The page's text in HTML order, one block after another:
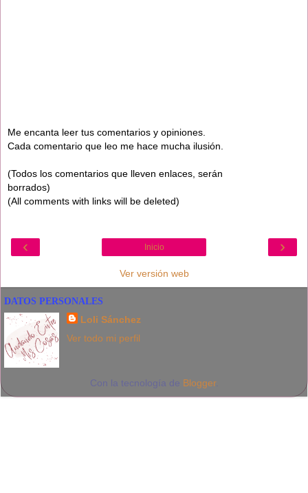
Me encanta leer tus comentarios y opiniones.
Cada comentario que leo me hace mucha ilusión.
(Todos los comentarios que lleven enlaces, serán
borrados)
(All comments with links will be deleted)
‹ ›
Inicio
Ver versión web
DATOS PERSONALES
Loli Sánchez
Ver todo mi perfil
Con la tecnología de Blogger.